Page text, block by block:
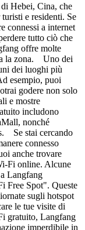
Hebei, Cina, che
e residenti. Se
connessi a internet
tutto ciò che
offre molte
la zona. Uno dei
dei luoghi più
esempio, puoi
godere non solo
e mostre
includono
nonché
Se stai cercando
connesso
anche trovare
Fi online. Alcune
Langfang
Free Spot". Queste
sugli hotspot
le tue visite di
gratuito, Langfang
imperdibile in